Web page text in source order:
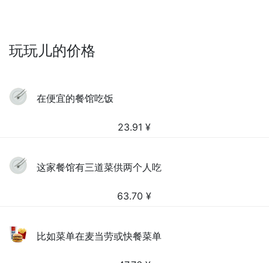
玩玩儿的价格
在便宜的餐馆吃饭
23.91 ¥
这家餐馆有三道菜供两个人吃
63.70 ¥
比如菜单在麦当劳或快餐菜单